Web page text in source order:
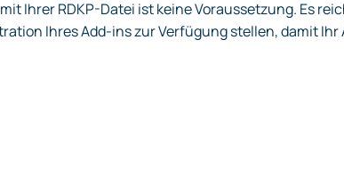
Ihrer RDKP-Datei ist keine Voraussetzung. Es
Ihres Add-ins zur Verfügung stellen, damit